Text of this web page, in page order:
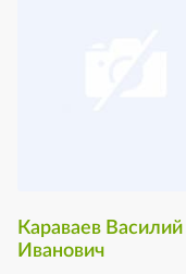
Караваев Василий
Иванович